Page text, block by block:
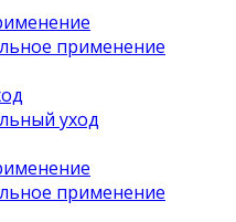
применение
уход
применение